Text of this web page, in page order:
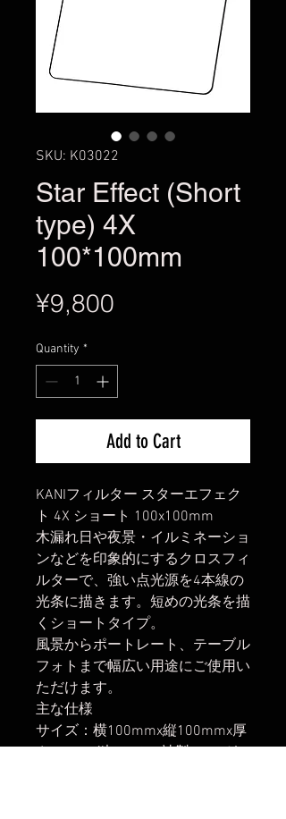
SKU: K03022
Star Effect (Short
type) 4X
100*100mm
¥9,800
Quantity *
Add to Cart
KANIフィルター スターエフェク
ト 4X ショート 100x100mm
木漏れ日や夜景・イルミネーショ
ンなどを印象的にするクロスフィ
ルターで、強い点光源を4本線の
光条に描きます。短めの光条を描
くショートタイプ。
風景からポートレート、テーブル
フォトまで幅広い用途にご使用い
ただけます。
主な仕様
サイズ：横100mmx縦100mmx厚